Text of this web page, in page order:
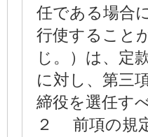
任である場合
行使すること
じ。）は、定
に対し、第三
締役を選任す
２ 前項の規